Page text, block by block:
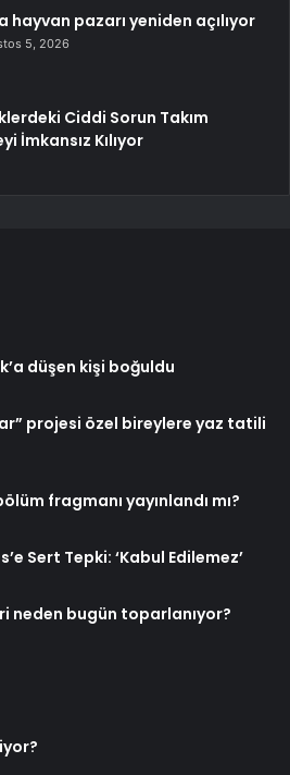
hayvan pazarı yeniden açılıyor
5, 2026
Ciddi Sorun Takım
İmkansız Kılıyor
düşen kişi boğuldu
projesi özel bireylere yaz tatili
fragmanı yayınlandı mı?
Sert Tepki: ‘Kabul Edilemez’
neden bugün toparlanıyor?